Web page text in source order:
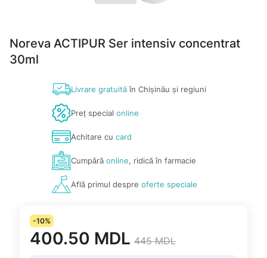
Noreva ACTIPUR Ser intensiv concentrat
30ml
Livrare gratuităîn Chișinău și regiuni
Preț special online
Achitare cu card
Cumpărăonline, ridică în farmacie
Află primul despre oferte speciale
-10%
400.50 MDL 445 MDL